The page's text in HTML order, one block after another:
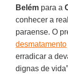
Belém para a
conhecer a
paraense. O
desmatamento
erradicar a
dignas de